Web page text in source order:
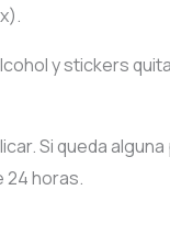
y stickers
Si queda
24 horas.